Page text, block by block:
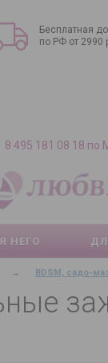
Бесплатная
по РФ от 2990
8 495 181 08 18 по
НЕГО
→ BDSM, садо-